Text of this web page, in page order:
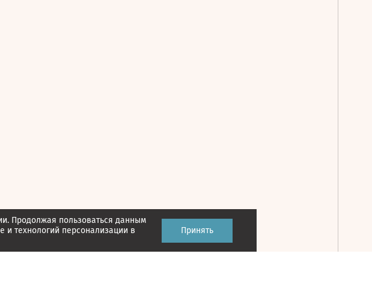
Продолжая пользоваться данным
и технологий персонализации в
Принять